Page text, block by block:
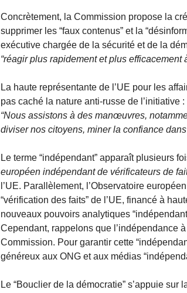
Concrètement, la Commission propose la
supprimer les “faux contenus” et la
exécutive chargée de la sécurité et de la
“réagir plus rapidement et plus
La haute représentante de l’UE pour les
pas caché la nature anti-russe de l’initiative :
“Nous assistons à des manœuvres,
diviser nos citoyens, miner la confiance
Le terme “indépendant” apparaît plusieurs
européen indépendant de vérificateurs de
l’UE. Parallèlement, l’Observatoire
“vérification des faits” de l’UE, financé à
nouveaux pouvoirs analytiques
Cependant, rappelons que l’indépendance
Commission. Pour garantir cette
généreux aux ONG et aux médias
Le “Bouclier de la démocratie” s’appuie